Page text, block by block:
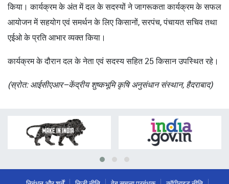
किया। कार्यक्रम के अंत में दल के सदस्यों ने जागरूकता कार्यक्रम के सफल
आयोजन में सहयोग एवं समर्थन के लिए किसानों, सरपंच, पंचायत सचिव तथा
एईओ के प्रति आभार व्यक्त किया।
कार्यक्रम के दौरान दल के नेता एवं सदस्य सहित 25 किसान उपस्थित रहे।
(स्रोत: आईसीएआर–केंद्रीय शुष्कभूमि कृषि अनुसंधान संस्थान, हैदराबाद)